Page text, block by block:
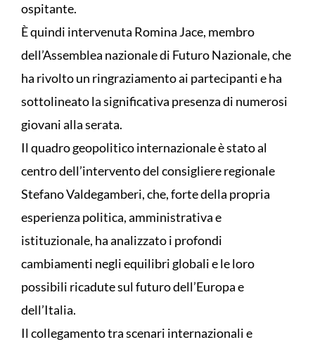
ospitante.
È quindi intervenuta Romina Jace, membro
dell’Assemblea nazionale di Futuro Nazionale, che
ha rivolto un ringraziamento ai partecipanti e ha
sottolineato la significativa presenza di numerosi
giovani alla serata.
Il quadro geopolitico internazionale è stato al
centro dell’intervento del consigliere regionale
Stefano Valdegamberi, che, forte della propria
esperienza politica, amministrativa e
istituzionale, ha analizzato i profondi
cambiamenti negli equilibri globali e le loro
possibili ricadute sul futuro dell’Europa e
dell’Italia.
Il collegamento tra scenari internazionali e